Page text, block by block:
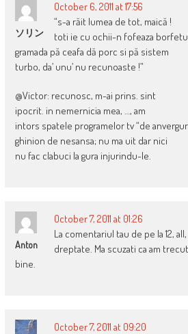
ソリン
October 6, 2011 at 17:56
“s-a răit lumea de tot, maică !
toti ie cu ochii-n fofeaza
gramada pă ceafa dă porc si pă sistem
turbo, da’ unu’ nu recunoaste !”
@Victor: recunosc, m-ai prins. sint
ipocrit. in nemernicia mea, …, am
intors spatele programelor tv “de
ghinion de nesansa; nu ma uit dar nici
nu fac clabuci la gura injurindu-le.
Anton
October 7, 2011 at 01:26
La comentariul tau de pe la 12,
dreptate. Ma scuzati ca am
bine.
October 7, 2011 at 09:20